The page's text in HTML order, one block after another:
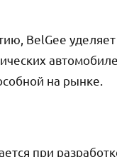
BelGee
на рынке.
при